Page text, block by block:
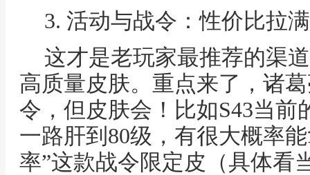
3. 活动与战令：性价比拉
这才是老玩家最推荐的渠
高质量皮肤。重点来了，诸
令，但皮肤会！比如S43当
一路肝到80级，有很大概率
率”这款战令限定皮（具体看